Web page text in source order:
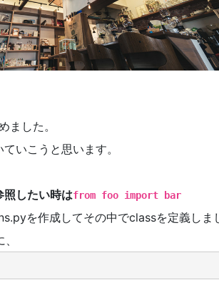
ました。
いこうと思います。
照したい時はfrom foo import bar
を作成してその中でclassを定義しま